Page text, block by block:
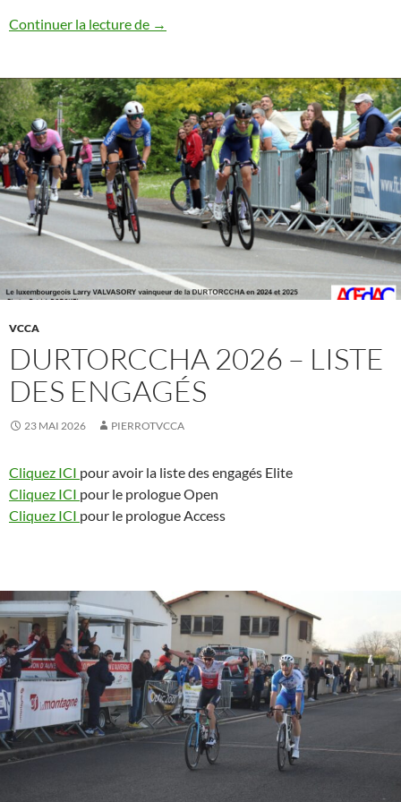
Continuer la lecture de Loïs Buffin devance Gaspard
→
VCCA
DURTORCCHA 2026 – LISTE
DES ENGAGÉS
23 MAI 2026 PIERROTVCCA
Cliquez ICI pour avoir la liste des engagés Elite
Cliquez ICI pour le prologue Open
Cliquez ICI pour le prologue Access